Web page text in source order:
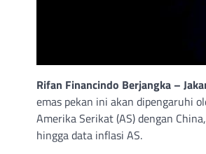
Rifan Financindo Berjangka –
emas pekan ini akan dipengaruhi
Amerika Serikat (AS) dengan
hingga data inflasi AS.